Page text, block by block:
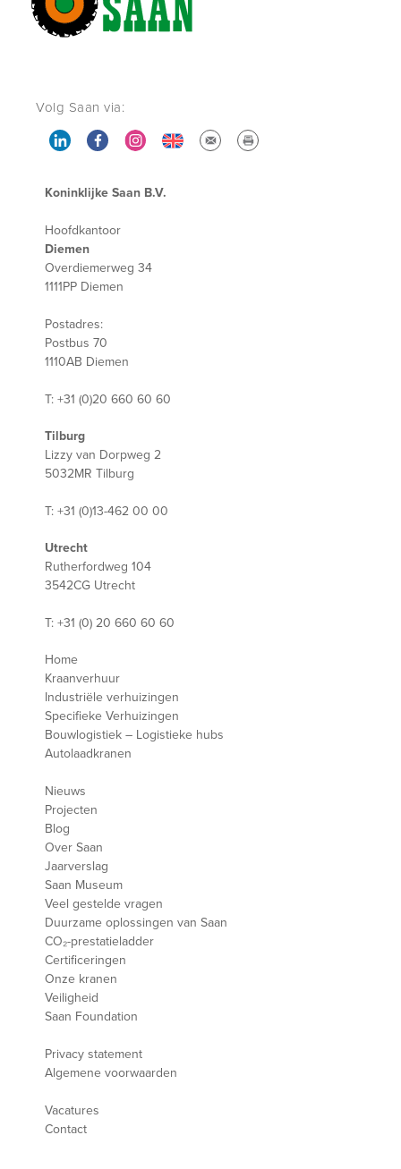
Volg Saan via:
Koninklijke Saan B.V.
Hoofdkantoor
Diemen
Overdiemerweg 34
1111PP Diemen
Postadres:
Postbus 70
1110AB Diemen
T: +31 (0)20 660 60 60
Tilburg
Lizzy van Dorpweg 2
5032MR Tilburg
T: +31 (0)13-462 00 00
Utrecht
Rutherfordweg 104
3542CG Utrecht
T: +31 (0) 20 660 60 60
Home
Kraanverhuur
Industriële verhuizingen
Specifieke Verhuizingen
Bouwlogistiek – Logistieke hubs
Autolaadkranen
Nieuws
Projecten
Blog
Over Saan
Jaarverslag
Saan Museum
Veel gestelde vragen
Duurzame oplossingen van Saan
CO₂-prestatieladder
Certificeringen
Onze kranen
Veiligheid
Saan Foundation
Privacy statement
Algemene voorwaarden
Vacatures
Contact